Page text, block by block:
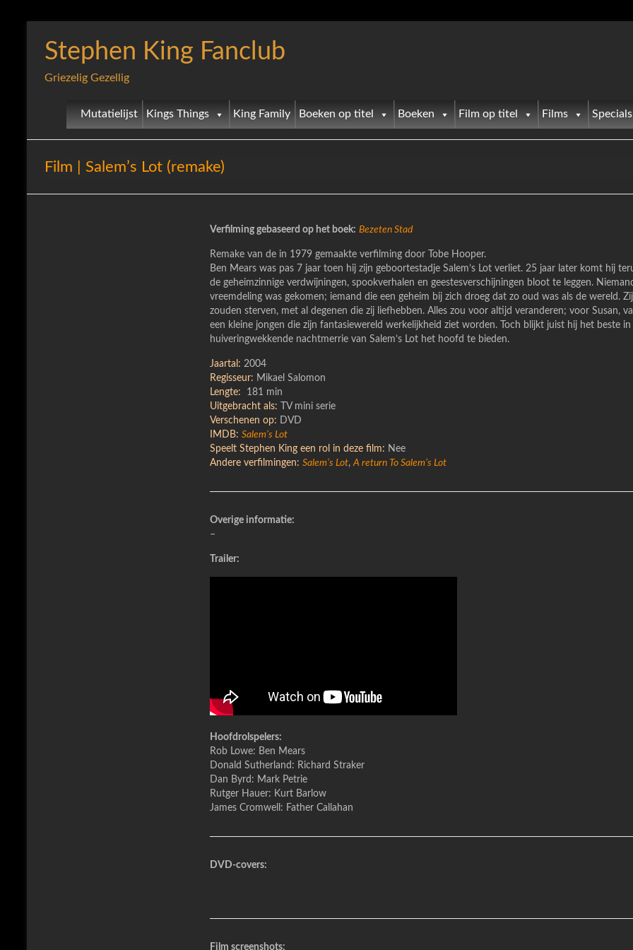
Stephen King Fanclub
Griezelig Gezellig
Mutatielijst Kings Things King Family Boeken op titel Boeken Film op titel Films Specials
Film | Salem’s Lot (remake)
Verfilming gebaseerd op het boek: Bezeten Stad
Remake van de in 1979 gemaakte verfilming door Tobe Hooper.
Ben Mears was pas 7 jaar toen hij zijn geboortestadje Salem’s Lot verliet. 25 jaar later komt hij
de geheimzinnige verdwijningen, spookverhalen en geestesverschijningen bloot te leggen.
vreemdeling was gekomen; iemand die een geheim bij zich droeg dat zo oud was als de wereld.
zouden sterven, met al degenen die zij liefhebben. Alles zou voor altijd veranderen; voor Susan,
een kleine jongen die zijn fantasiewereld werkelijkheid ziet worden. Toch blijkt juist hij het beste
huiveringwekkende nachtmerrie van Salem’s Lot het hoofd te bieden.
Jaartal: 2004
Regisseur: Mikael Salomon
Lengte: 181 min
Uitgebracht als: TV mini serie
Verschenen op: DVD
IMDB: Salem’s Lot
Speelt Stephen King een rol in deze film: Nee
Andere verfilmingen: Salem’s Lot,A return To Salem’s Lot
Overige informatie:
–
Trailer:
Hoofdrolspelers:
Rob Lowe: Ben Mears
Donald Sutherland: Richard Straker
Dan Byrd: Mark Petrie
Rutger Hauer: Kurt Barlow
James Cromwell: Father Callahan
DVD-covers:
Film screenshots: